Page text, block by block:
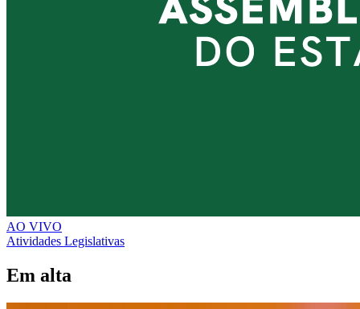
AO VIVO
Atividades Legislativas
Em alta